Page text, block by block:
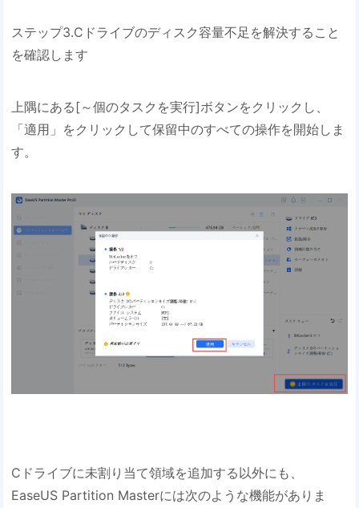
ステップ3.Cドライブのディスク容量不足を解決すること
を確認します
上隅にある[～個のタスクを実行]ボタンをクリックし、
「適用」をクリックして保留中のすべての操作を開始しま
す。
Cドライブに未割り当て領域を追加する以外にも、
EaseUS Partition Masterには次のような機能がありま